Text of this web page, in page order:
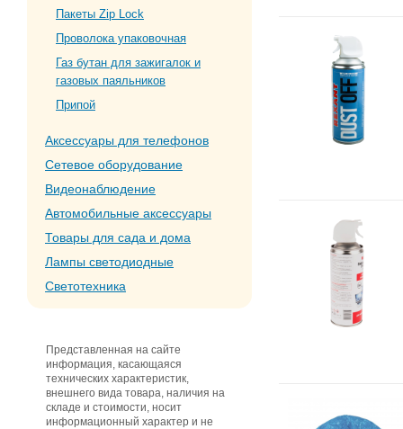
Пакеты Zip Lock
Проволока упаковочная
Газ бутан для зажигалок и
газовых паяльников
Припой
Аксессуары для телефонов
Сетевое оборудование
Видеонаблюдение
Автомобильные аксессуары
Товары для сада и дома
Лампы светодиодные
Светотехника
Представленная на сайте
информация, касающаяся
технических характеристик,
внешнего вида товара, наличия на
складе и стоимости, носит
информационный характер и не